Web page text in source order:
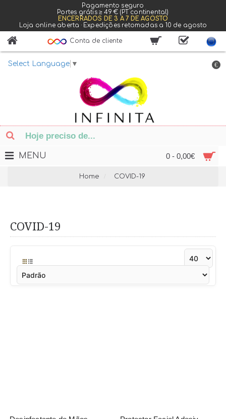
Pagamento seguro
Portes grátis ≥ 49 € (PT continental)
ENCERRADOS DE 3 A 7 DE AGOSTO
Loja online aberta · Expedições retomadas a 10 de agosto
Select Language ▼
Conta de cliente
€
0 - 0,00€
MENU
Home COVID-19
COVID-19